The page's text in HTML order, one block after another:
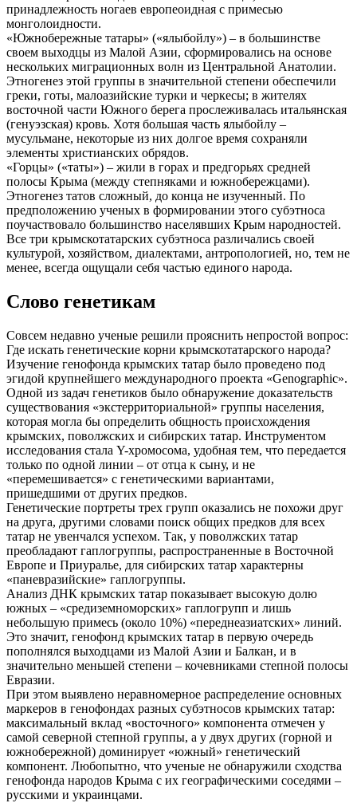
принадлежность ногаев европеоидная с примесью
монголоидности.
«Южнобережные татары» («ялыбойлу») – в большинстве
своем выходцы из Малой Азии, сформировались на основе
нескольких миграционных волн из Центральной Анатолии.
Этногенез этой группы в значительной степени обеспечили
греки, готы, малоазийские турки и черкесы; в жителях
восточной части Южного берега прослеживалась итальянская
(генуэзская) кровь. Хотя большая часть ялыбойлу –
мусульмане, некоторые из них долгое время сохраняли
элементы христианских обрядов.
«Горцы» («таты») – жили в горах и предгорьях средней
полосы Крыма (между степняками и южнобережцами).
Этногенез татов сложный, до конца не изученный. По
предположению ученых в формировании этого субэтноса
поучаствовало большинство населявших Крым народностей.
Все три крымскотатарских субэтноса различались своей
культурой, хозяйством, диалектами, антропологией, но, тем не
менее, всегда ощущали себя частью единого народа.
Слово генетикам
Совсем недавно ученые решили прояснить непростой вопрос:
Где искать генетические корни крымскотатарского народа?
Изучение генофонда крымских татар было проведено под
эгидой крупнейшего международного проекта «Genographic».
Одной из задач генетиков было обнаружение доказательств
существования «экстерриториальной» группы населения,
которая могла бы определить общность происхождения
крымских, поволжских и сибирских татар. Инструментом
исследования стала Y-хромосома, удобная тем, что передается
только по одной линии – от отца к сыну, и не
«перемешивается» с генетическими вариантами,
пришедшими от других предков.
Генетические портреты трех групп оказались не похожи друг
на друга, другими словами поиск общих предков для всех
татар не увенчался успехом. Так, у поволжских татар
преобладают гаплогруппы, распространенные в Восточной
Европе и Приуралье, для сибирских татар характерны
«паневразийские» гаплогруппы.
Анализ ДНК крымских татар показывает высокую долю
южных – «средиземноморских» гаплогрупп и лишь
небольшую примесь (около 10%) «переднеазиатских» линий.
Это значит, генофонд крымских татар в первую очередь
пополнялся выходцами из Малой Азии и Балкан, и в
значительно меньшей степени – кочевниками степной полосы
Евразии.
При этом выявлено неравномерное распределение основных
маркеров в генофондах разных субэтносов крымских татар:
максимальный вклад «восточного» компонента отмечен у
самой северной степной группы, а у двух других (горной и
южнобережной) доминирует «южный» генетический
компонент. Любопытно, что ученые не обнаружили сходства
генофонда народов Крыма с их географическими соседями –
русскими и украинцами.